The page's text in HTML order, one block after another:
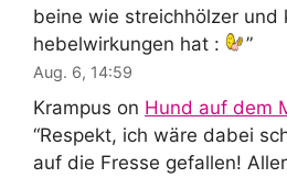
beine wie streichhölzer und
hebelwirkungen hat :
”
Aug. 6, 14:59
Krampus on Hund auf dem
“Respekt, ich wäre dabei
auf die Fresse gefallen!